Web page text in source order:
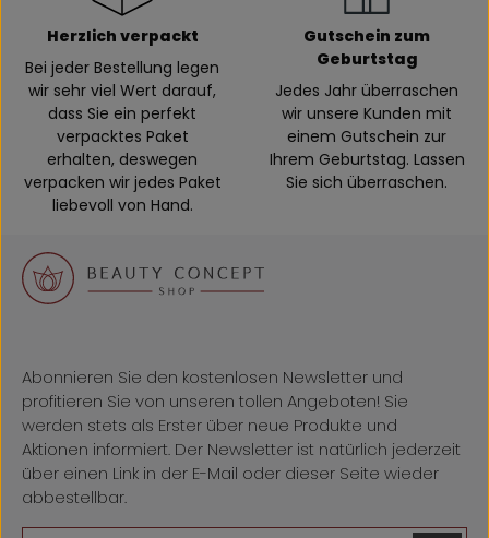
Herzlich verpackt
Bei jeder Bestellung legen
wir sehr viel Wert darauf,
dass Sie ein perfekt
verpacktes Paket
erhalten, deswegen
verpacken wir jedes Paket
liebevoll von Hand.
Gutschein zum
Geburtstag
Jedes Jahr überraschen
wir unsere Kunden mit
einem Gutschein zur
Ihrem Geburtstag. Lassen
Sie sich überraschen.
Abonnieren Sie den kostenlosen Newsletter und
profitieren Sie von unseren tollen Angeboten! Sie
werden stets als Erster über neue Produkte und
Aktionen informiert. Der Newsletter ist natürlich jederzeit
über einen Link in der E-Mail oder dieser Seite wieder
abbestellbar.